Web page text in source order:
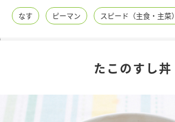
レシピ名特集
なす ピーマン スピード（主食・主菜）
たこのすし丼